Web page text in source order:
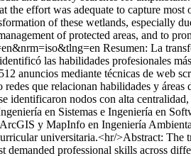
the effort was adequate to capture
of these wetlands, especially
of protected areas, and to
Resumen: La
las habilidades profesionales
anuncios mediante técnicas de web
que relacionan habilidades y
identificaron nodos con alta
en Sistemas e Ingeniería en
y MapInfo en Ingeniería
universitaria.<hr/>Abstract:
professional skills across